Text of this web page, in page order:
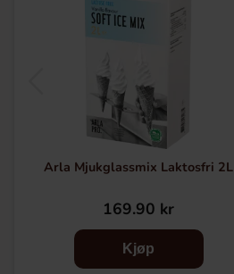
Arla Mjukglassmix Laktosfri 2L
169.90 kr
Kjøp